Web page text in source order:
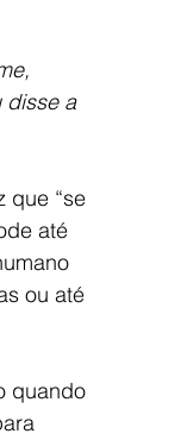
disse a
que “se
até
ou até
quando